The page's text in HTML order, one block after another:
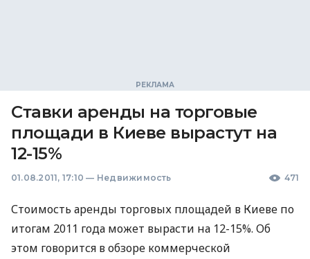
Ставки аренды на торговые
площади в Киеве вырастут на
12-15%
01.08.2011, 17:10 — Недвижимость 471
Стоимость аренды торговых площадей в Киеве по
итогам 2011 года может вырасти на 12-15%. Об
этом говорится в обзоре коммерческой